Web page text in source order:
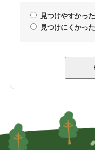
見つけやすかった
見つけにくかった